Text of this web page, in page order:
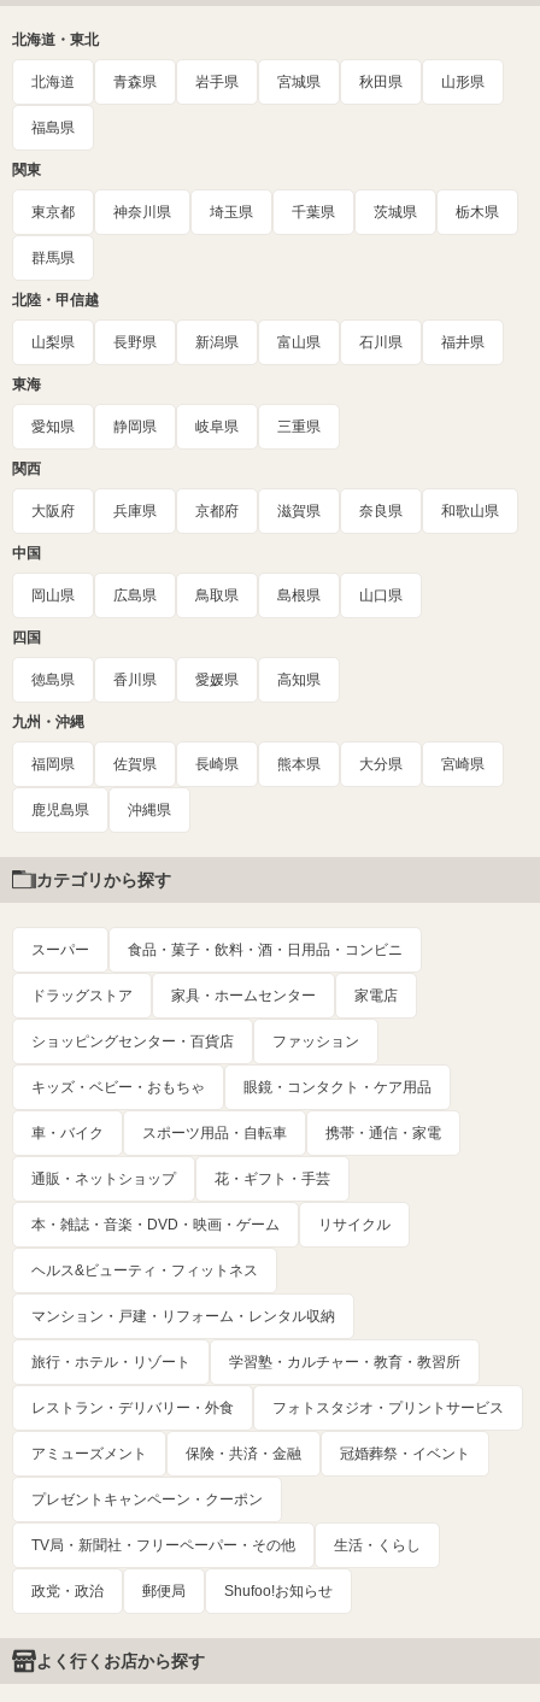
北海道・東北
北海道 青森県 岩手県 宮城県 秋田県 山形県
福島県
関東
東京都 神奈川県 埼玉県 千葉県 茨城県 栃木県
群馬県
北陸・甲信越
山梨県 長野県 新潟県 富山県 石川県 福井県
東海
愛知県 静岡県 岐阜県 三重県
関西
大阪府 兵庫県 京都府 滋賀県 奈良県 和歌山県
中国
岡山県 広島県 鳥取県 島根県 山口県
四国
徳島県 香川県 愛媛県 高知県
九州・沖縄
福岡県 佐賀県 長崎県 熊本県 大分県 宮崎県
鹿児島県 沖縄県
カテゴリから探す
スーパー 食品・菓子・飲料・酒・日用品・コンビニ
ドラッグストア 家具・ホームセンター 家電店
ショッピングセンター・百貨店 ファッション
キッズ・ベビー・おもちゃ 眼鏡・コンタクト・ケア用品
車・バイク スポーツ用品・自転車 携帯・通信・家電
通販・ネットショップ 花・ギフト・手芸
本・雑誌・音楽・DVD・映画・ゲーム リサイクル
ヘルス&ビューティ・フィットネス
マンション・戸建・リフォーム・レンタル収納
旅行・ホテル・リゾート 学習塾・カルチャー・教育・教習所
レストラン・デリバリー・外食 フォトスタジオ・プリントサービス
アミューズメント 保険・共済・金融 冠婚葬祭・イベント
プレゼントキャンペーン・クーポン
TV局・新聞社・フリーペーパー・その他 生活・くらし
政党・政治 郵便局 Shufoo!お知らせ
よく行くお店から探す